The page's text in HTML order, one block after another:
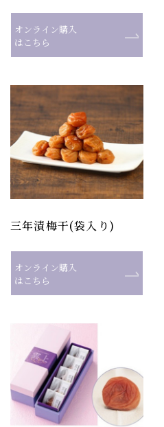
オンライン購入
はこちら
三年漬梅干(袋入り)
オンライン購入
はこちら